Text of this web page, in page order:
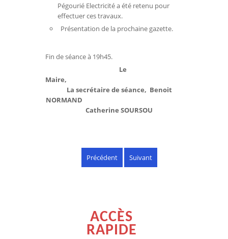
Pégourié Electricité a été retenu pour
effectuer ces travaux.
Présentation de la prochaine gazette.
Fin de séance à 19h45.
Le
Maire,
La secrétaire de séance, Benoit
NORMAND
Catherine SOURSOU
Précédent Suivant
ACCÈS
RAPIDE